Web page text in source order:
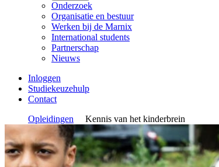
Onderzoek
Organisatie en bestuur
Werken bij de Marnix
International students
Partnerschap
Nieuws
Inloggen
Studiekeuzehulp
Contact
Opleidingen
Kennis van het kinderbrein